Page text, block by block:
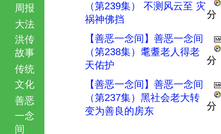
周报
大法
洪传
故事
传统
文化
善恶
一念
间
（第239集） 不测风云至 灾
祸神佛挡
分
【善恶一念间】善恶一念间
（第238集）耄耋老人得老
天佑护
分
【善恶一念间】善恶一念间
（第237集）黑社会老大转
变为善良的房东
分